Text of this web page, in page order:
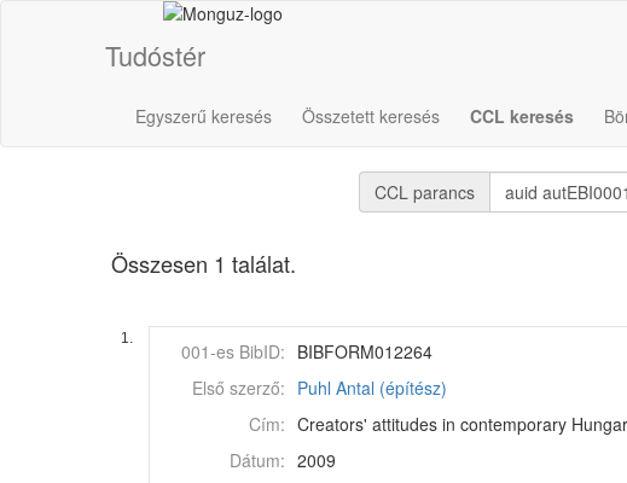
Tudóstér
Egyszerű keresés Összetett keresés CCL keresés
CCL parancs
Összesen 1 találat.
1.
001-es BibID: BIBFORM012264
Első szerző: Puhl Antal (építész)
Cím: Creators' attitudes in contemporary
Dátum: 2009